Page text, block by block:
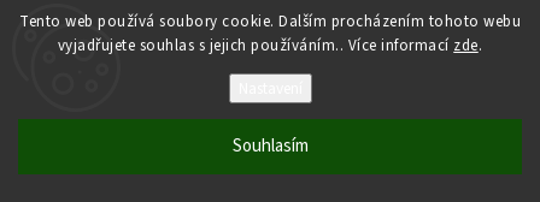
Tento web používá soubory cookie. Dalším procházením tohoto webu
vyjadřujete souhlas s jejich používáním.. Více informací zde.
Souhlasím
Obchodní podmínky
Poučení o právu na odstoupení od smlouvy
ajax@wakenhat.cz